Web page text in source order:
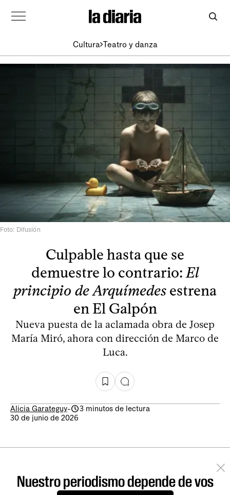
Cultura Teatro y danza
Foto: Difusión
Culpable hasta que se
demuestre lo contrario: El
principio de Arquímedes estrena
en El Galpón
Nueva puesta de la aclamada obra de Josep
María Miró, ahora con dirección de Marco de
Luca.
Alicia Garateguy-
3 minutos de lectura
30 de junio de 2026
Nuestro periodismo depende de vos